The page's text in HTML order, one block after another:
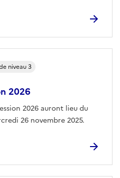
2026
2026 auront lieu du
26 novembre 2025.
niveau 3